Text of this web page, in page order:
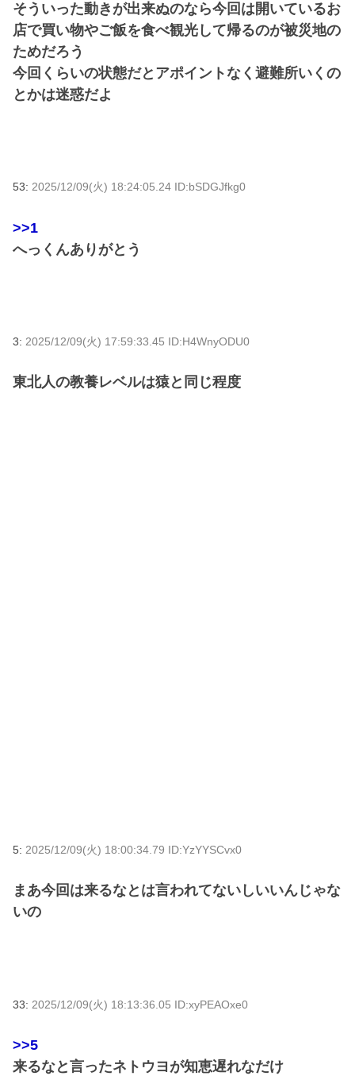
そういった動きが出来ぬのなら今回は開いているお
店で買い物やご飯を食べ観光して帰るのが被災地の
ためだろう
今回くらいの状態だとアポイントなく避難所いくの
とかは迷惑だよ
53: 2025/12/09(火) 18:24:05.24 ID:bSDGJfkg0
>>1
へっくんありがとう
3: 2025/12/09(火) 17:59:33.45 ID:H4WnyODU0
東北人の教養レベルは猿と同じ程度
5: 2025/12/09(火) 18:00:34.79 ID:YzYYSCvx0
まあ今回は来るなとは言われてないしいいんじゃな
いの
33: 2025/12/09(火) 18:13:36.05 ID:xyPEAOxe0
>>5
来るなと言ったネトウヨが知恵遅れなだけ